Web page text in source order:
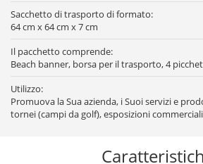
Sacchetto di trasporto di formato:
64 cm x 64 cm x 7 cm
Il pacchetto comprende:
Beach banner, borsa per il trasporto, 4
Utilizzo:
Promuova la Sua azienda, i Suoi servizi e
tornei (campi da golf), esposizioni